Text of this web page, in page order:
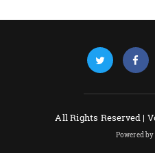
All Rights Reserved |
Powered